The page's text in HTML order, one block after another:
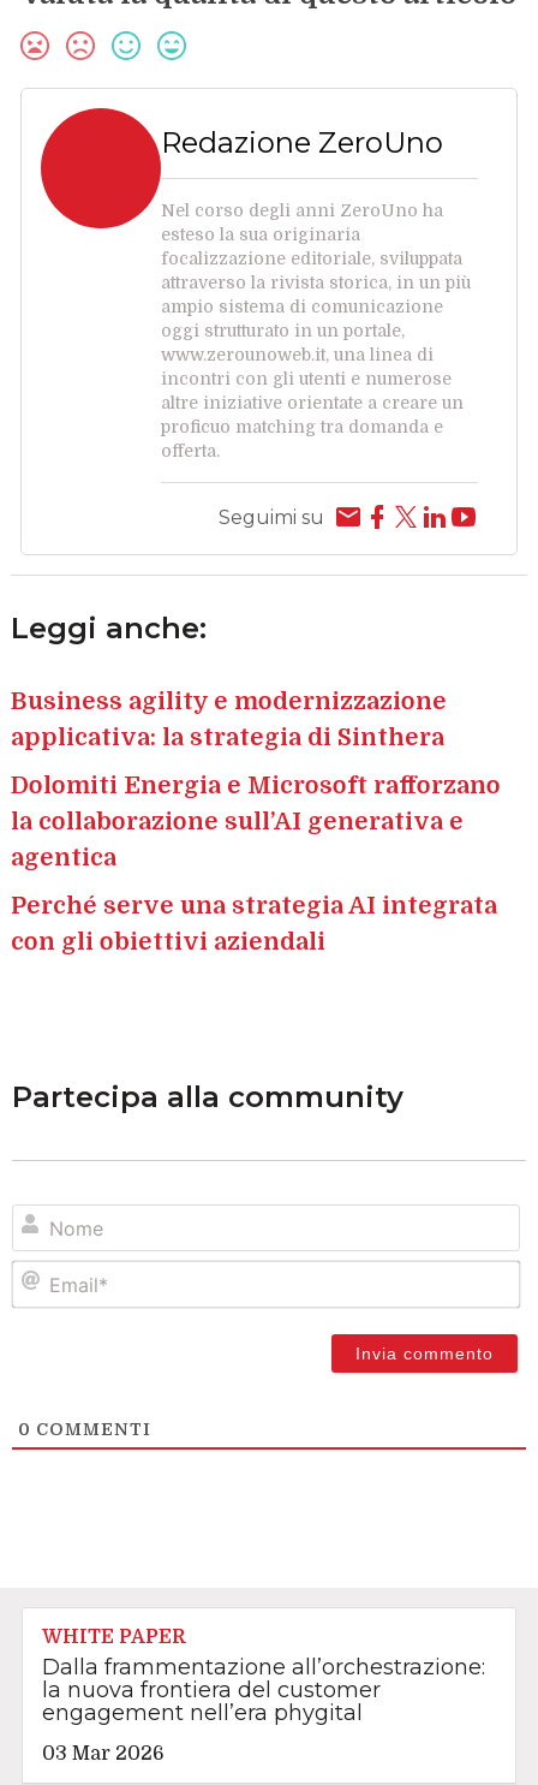
Redazione ZeroUno
Nel corso degli anni ZeroUno ha
esteso la sua originaria
focalizzazione editoriale, sviluppata
attraverso la rivista storica, in un più
ampio sistema di comunicazione
oggi strutturato in un portale,
www.zerounoweb.it, una linea di
incontri con gli utenti e numerose
altre iniziative orientate a creare un
proficuo matching tra domanda e
offerta.
Seguimi su
Leggi anche:
Business agility e modernizzazione
applicativa: la strategia di Sinthera
Dolomiti Energia e Microsoft rafforzano
la collaborazione sull’AI generativa e
agentica
Perché serve una strategia AI integrata
con gli obiettivi aziendali
Partecipa alla community
0 COMMENTI
WHITE PAPER
Dalla frammentazione all’orchestrazione:
la nuova frontiera del customer
engagement nell’era phygital
03 Mar 2026